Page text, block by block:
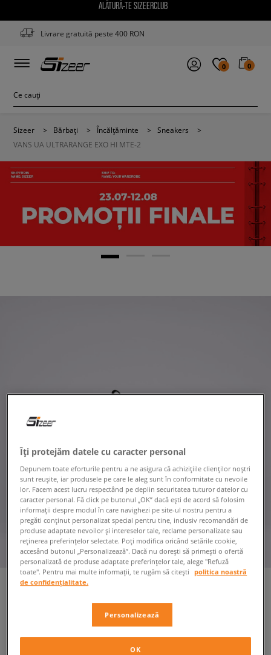
ALĂTURĂ-TE SIZEERCLUB
Livrare gratuită peste 400 RON
0 0
Sizeer > Bărbați > Încălțăminte > Sneakers
>
VANS UA ULTRARANGE EXO HI MTE-2
VANS UA ULTRARANGE EXO
bărbați, sneakers
Îți protejăm datele cu caracter personal
Depunem toate eforturile pentru a ne asigura că achizițiile clienților noștri
sunt reușite, iar produsele pe care le aleg sunt în conformitate cu nevoile
lor. Facem acest lucru respectând pe deplin securitatea tuturor datelor cu
caracter personal. Fă click pe butonul „OK” dacă ești de acord să folosim
informații despre modul în care navighezi pe site-ul nostru pentru a
pregăti conținut personalizat special pentru tine, inclusiv recomandări de
produse adaptate nevoilor și intereselor tale, reclame personalizate sau
reținerea preferințelor selectate. Poți modifica oricând setările cookie,
accesând butonul „Personalizează”. Dacă nu dorești să primești o ofertă
personalizată de produse adaptate preferințelor tale, alege "Refuză
toate". Pentru mai multe informații, te rugăm să citești
politica noastră
de confidențialitate.
Personalizează
OK